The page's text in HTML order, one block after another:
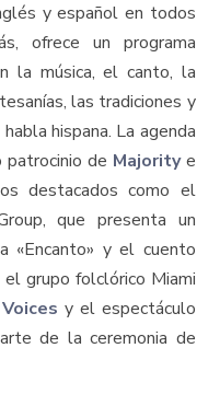
y español en todos
ofrece un programa
la música, el canto, la
las tradiciones y
hispana. La agenda
de Majoritye
destacados como el
que presenta un
«Encanto» y el cuento
grupo folclórico Miami
y el espectáculo
de la ceremonia de